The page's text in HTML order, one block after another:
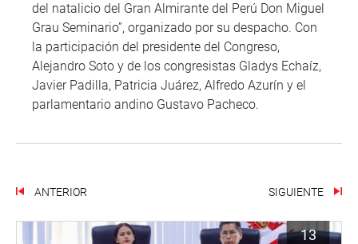
del natalicio del Gran Almirante del Perú Don Miguel
Grau Seminario”, organizado por su despacho. Con
la participación del presidente del Congreso,
Alejandro Soto y de los congresistas Gladys Echaíz,
Javier Padilla, Patricia Juárez, Alfredo Azurín y el
parlamentario andino Gustavo Pacheco.
ANTERIOR SIGUIENTE
13